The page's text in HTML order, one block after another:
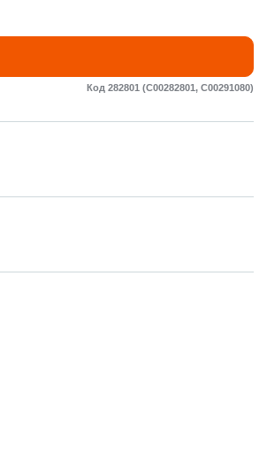
Код 282801 (C00282801, C00291080)